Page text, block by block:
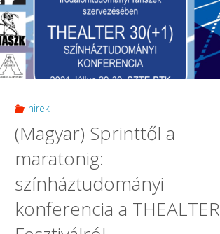
Berta
Ádám
című
regényéről
és
annak
hirek
(Magyar) Sprinttől a
maratonig:
színháztudományi
konferencia a THEALTER